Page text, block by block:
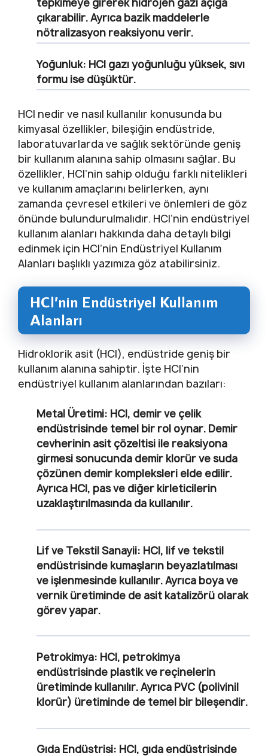
çıkarabilir. Ayrıca bazik maddelerle
nötralizasyon reaksiyonu verir.
Yoğunluk: HCl gazı yoğunluğu yüksek, sıvı
formu ise düşüktür.
HCl nedir ve nasıl kullanılır konusunda bu
kimyasal özellikler, bileşiğin endüstride,
laboratuvarlarda ve sağlık sektöründe geniş
bir kullanım alanına sahip olmasını sağlar. Bu
özellikler, HCl’nin sahip olduğu farklı nitelikleri
ve kullanım amaçlarını belirlerken, aynı
zamanda çevresel etkileri ve önlemleri de göz
önünde bulundurulmalıdır. HCl’nin endüstriyel
kullanım alanları hakkında daha detaylı bilgi
edinmek için HCl’nin Endüstriyel Kullanım
Alanları başlıklı yazımıza göz atabilirsiniz.
HCl’nin Endüstriyel Kullanım
Alanları
Hidroklorik asit (HCl), endüstride geniş bir
kullanım alanına sahiptir. İşte HCl’nin
endüstriyel kullanım alanlarından bazıları:
Metal Üretimi: HCl, demir ve çelik
endüstrisinde temel bir rol oynar. Demir
cevherinin asit çözeltisi ile reaksiyona
girmesi sonucunda demir klorür ve suda
çözünen demir kompleksleri elde edilir.
Ayrıca HCl, pas ve diğer kirleticilerin
uzaklaştırılmasında da kullanılır.
Lif ve Tekstil Sanayii: HCl, lif ve tekstil
endüstrisinde kumaşların beyazlatılması
ve işlenmesinde kullanılır. Ayrıca boya ve
vernik üretiminde de asit katalizörü olarak
görev yapar.
Petrokimya: HCl, petrokimya
endüstrisinde plastik ve reçinelerin
üretiminde kullanılır. Ayrıca PVC (polivinil
klorür) üretiminde de temel bir bileşendir.
Gıda Endüstrisi: HCl, gıda endüstrisinde